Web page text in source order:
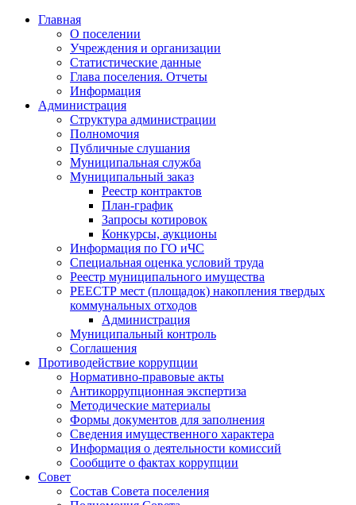
Главная
О поселении
Учреждения и организации
Статистические данные
Глава поселения. Отчеты
Информация
Администрация
Структура администрации
Полномочия
Публичные слушания
Муниципальная служба
Муниципальный заказ
Реестр контрактов
План-график
Запросы котировок
Конкурсы, аукционы
Информация по ГО иЧС
Специальная оценка условий труда
Реестр муниципального имущества
РЕЕСТР мест (площадок) накопления твердых
коммунальных отходов
Администрация
Муниципальный контроль
Соглашения
Противодействие коррупции
Нормативно-правовые акты
Антикоррупционная экспертиза
Методические материалы
Формы документов для заполнения
Сведения имущественного характера
Информация о деятельности комиссий
Сообщите о фактах коррупции
Совет
Состав Совета поселения